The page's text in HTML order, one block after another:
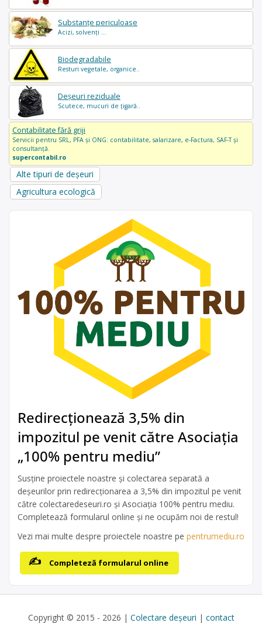
Substanțe periculoase
Acizi, solvenți ...
Biodegradabile
Resturi vegetale, organice..
Deșeuri reziduale
Scutece, mucuri de țigară..
Contabilitate fără griji
Servicii pentru SRL, PFA și ONG: contabilitate, salarizare, e-Factura, SAF-T și
consultanță.
supercontabil.ro
Alte tipuri de deșeuri
Agricultura ecologică
Redirecționează 3,5% din
impozitul pe venit către Asociația
„100% pentru mediu”
Susține proiectele noastre și colectarea separată a
deșeurilor prin redirecționarea a 3,5% din impozitul pe venit
către colectaredeseuri.ro și Asociația 100% pentru mediu.
Completează formularul online și ne ocupăm noi de restul!
Vezi mai multe despre proiectele noastre pe pentrumediu.ro
Completeză formularul online
Copyright © 2015 - 2026 | Colectare deșeuri | contact